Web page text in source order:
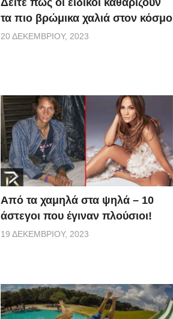
τα πιο βρώμικα χαλιά στον κόσμο
20 ΔΕΚΕΜΒΡΊΟΥ, 2023
Από τα χαμηλά στα ψηλά – 10
άστεγοι που έγιναν πλούσιοι!
19 ΔΕΚΕΜΒΡΊΟΥ, 2023